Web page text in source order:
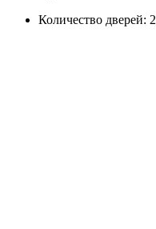
Количество дверей: 2